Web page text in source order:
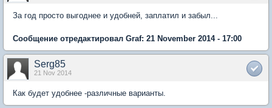
За год просто выгоднее и удобней, заплатил и забыл...
Сообщение отредактировал Graf: 21 November 2014 - 17:00
Serg85
21 Nov 2014
Как будет удобнее -различные варианты.